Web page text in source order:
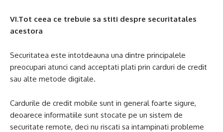
VI.Tot ceea ce trebuie sa stiti despre securitatales
acestora
Securitatea este intotdeauna una dintre principalele
preocupari atunci cand acceptati plati prin carduri de credit
sau alte metode digitale.
Cardurile de credit mobile sunt in general foarte sigure,
deoarece informatiile sunt stocate pe un sistem de
securitate remote, deci nu riscati sa intampinati probleme